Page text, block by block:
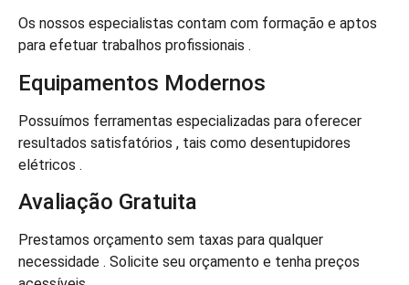
Os nossos especialistas contam com formação e aptos
para efetuar trabalhos profissionais .
Equipamentos Modernos
Possuímos ferramentas especializadas para oferecer
resultados satisfatórios , tais como desentupidores
elétricos .
Avaliação Gratuita
Prestamos orçamento sem taxas para qualquer
necessidade . Solicite seu orçamento e tenha preços